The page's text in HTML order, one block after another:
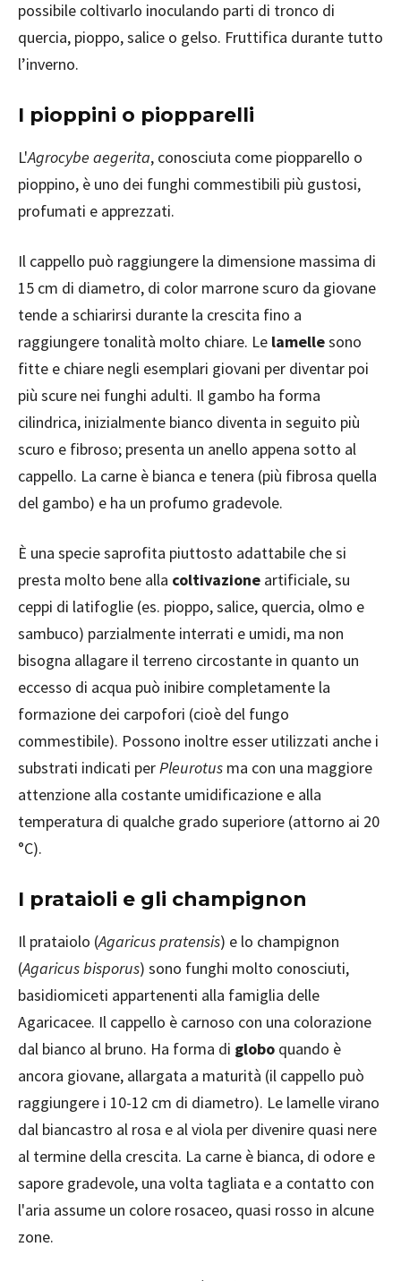
possibile coltivarlo inoculando parti di tronco di
quercia, pioppo, salice o gelso. Fruttifica durante tutto
l’inverno.
I pioppini o piopparelli
L'Agrocybe aegerita, conosciuta come piopparello o
pioppino, è uno dei funghi commestibili più gustosi,
profumati e apprezzati.
Il cappello può raggiungere la dimensione massima di
15 cm di diametro, di color marrone scuro da giovane
tende a schiarirsi durante la crescita fino a
raggiungere tonalità molto chiare. Le lamellesono
fitte e chiare negli esemplari giovani per diventar poi
più scure nei funghi adulti. Il gambo ha forma
cilindrica, inizialmente bianco diventa in seguito più
scuro e fibroso; presenta un anello appena sotto al
cappello. La carne è bianca e tenera (più fibrosa quella
del gambo) e ha un profumo gradevole.
È una specie saprofita piuttosto adattabile che si
presta molto bene alla coltivazione artificiale, su
ceppi di latifoglie (es. pioppo, salice, quercia, olmo e
sambuco) parzialmente interrati e umidi, ma non
bisogna allagare il terreno circostante in quanto un
eccesso di acqua può inibire completamente la
formazione dei carpofori (cioè del fungo
commestibile). Possono inoltre esser utilizzati anche i
substrati indicati perPleurotus ma con una maggiore
attenzione alla costante umidificazione e alla
temperatura di qualche grado superiore (attorno ai 20
°C).
I prataioli e gli champignon
Il prataiolo (Agaricus pratensis) e lo champignon
(Agaricus bisporus) sono funghi molto conosciuti,
basidiomiceti appartenenti alla famiglia delle
Agaricacee. Il cappello è carnoso con una colorazione
dal bianco al bruno. Ha forma di globo quando è
ancora giovane, allargata a maturità (il cappello può
raggiungere i 10-12 cm di diametro). Le lamelle virano
dal biancastro al rosa e al viola per divenire quasi nere
al termine della crescita. La carne è bianca, di odore e
sapore gradevole, una volta tagliata e a contatto con
l'aria assume un colore rosaceo, quasi rosso in alcune
zone.